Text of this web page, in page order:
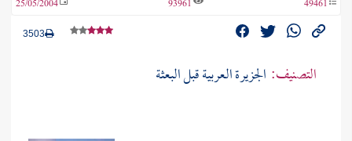
49461
93961
25/05/2004
3503
التصنيف: الجزيرة العربية قبل البعثة